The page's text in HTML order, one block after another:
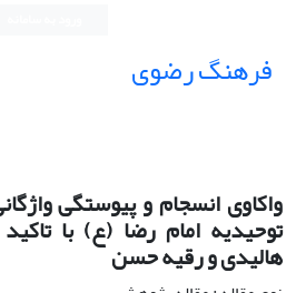
فرهنگ رضوی
واکاوی انسجام و پیوستگی
توحیدیه امام رضا (ع) با
هالیدی و رقیه حسن